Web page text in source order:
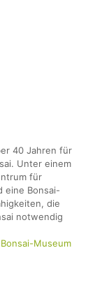
40 Jahren für
Unter einem
für
eine Bonsai-
die
notwendig